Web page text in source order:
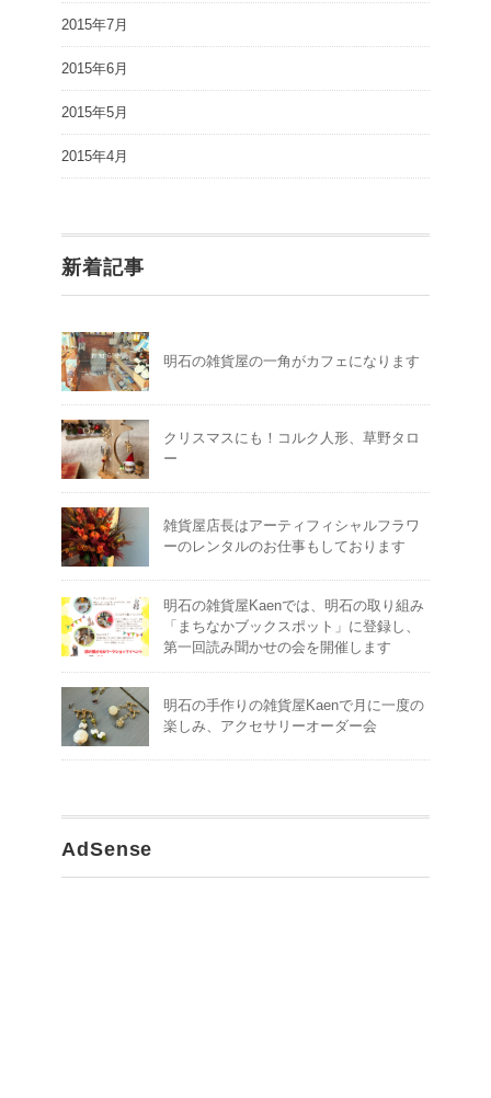
2015年7月
2015年6月
2015年5月
2015年4月
新着記事
明石の雑貨屋の一角がカフェになります
クリスマスにも！コルク人形、草野タロ
ー
雑貨屋店長はアーティフィシャルフラワ
ーのレンタルのお仕事もしております
明石の雑貨屋Kaenでは、明石の取り組み
「まちなかブックスポット」に登録し、
第一回読み聞かせの会を開催します
明石の手作りの雑貨屋Kaenで月に一度の
楽しみ、アクセサリーオーダー会
AdSense